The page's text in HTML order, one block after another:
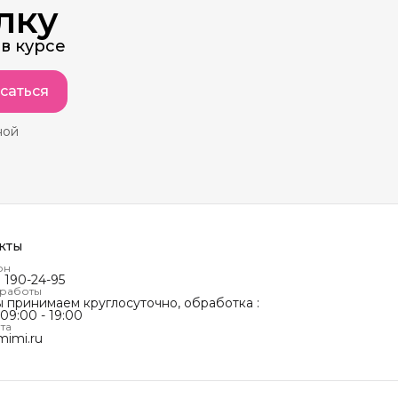
курсе
190-24-95
принимаем круглосуточно, обработка :
- 19:00